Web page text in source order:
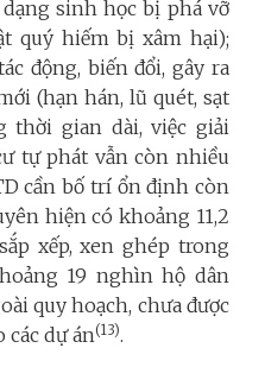
dạng sinh học bị phá vỡ
quý hiếm bị xâm hại);
động, biến đổi, gây ra
(hạn hán, lũ quét, sạt
thời gian dài, việc giải
tự phát vẫn còn nhiều
cần bố trí ổn định còn
hiện có khoảng 11,2
xếp, xen ghép trong
19 nghìn hộ dân
quy hoạch, chưa được
các dự án(13).